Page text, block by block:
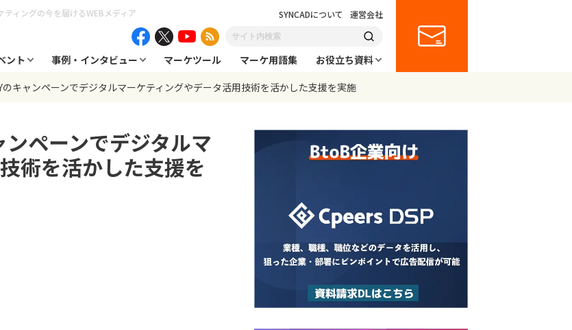
ティングの今を届けるWEBメディア SYNCADについて 運営会社
ント 事例・インタビュー マーケツール マーケ用語集
お役立ち資料
キャンペーンでデジタルマーケティングやデータ活用技術を活かした支援を実施
ペーンでデジタルマ
術を活かした支援を